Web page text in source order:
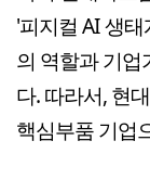
'피지컬 AI 생
의 역할과 기업
다. 따라서, 현
핵심부품 기업